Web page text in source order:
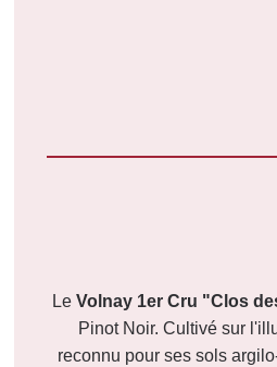
Le Volnay 1er Cru "Clos
Pinot Noir. Cultivé sur
reconnu pour ses sols